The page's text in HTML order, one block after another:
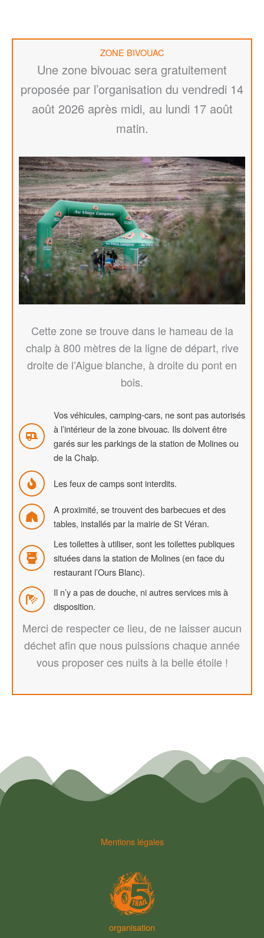
ZONE BIVOUAC
Une zone bivouac sera gratuitement
proposée par l’organisation du vendredi 14
août 2026 après midi, au lundi 17 août
matin.
Cette zone se trouve dans le hameau de la
chalp à 800 mètres de la ligne de départ, rive
droite de l’Aigue blanche, à droite du pont en
bois.
Vos véhicules, camping-cars, ne sont pas autorisés
à l’intérieur de la zone bivouac. Ils doivent être
garés sur les parkings de la station de Molines ou
de la Chalp.
Les feux de camps sont interdits.
A proximité, se trouvent des barbecues et des
tables, installés par la mairie de St Véran.
Les toilettes à utiliser, sont les toilettes publiques
situées dans la station de Molines (en face du
restaurant l’Ours Blanc).
Il n’y a pas de douche, ni autres services mis à
disposition.
Merci de respecter ce lieu, de ne laisser aucun
déchet afin que nous puissions chaque année
vous proposer ces nuits à la belle étoile !
Mentions légales
organisation